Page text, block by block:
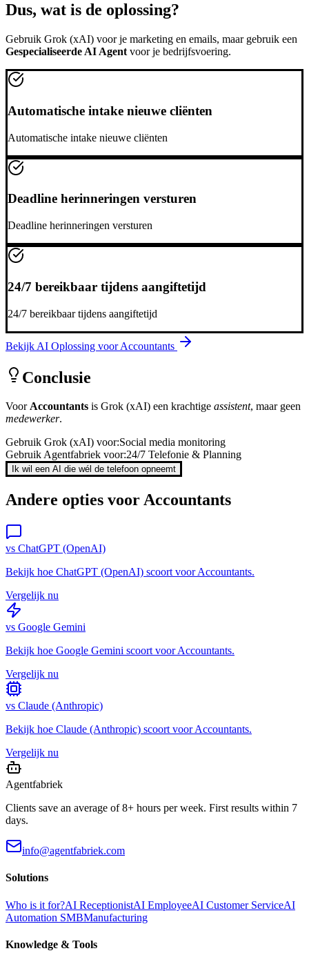
Dus, wat is de oplossing?
Gebruik Grok (xAI) voor je marketing en emails, maar gebruik een
Gespecialiseerde AI Agent voor je bedrijfsvoering.
Automatische intake nieuwe cliënten
Automatische intake nieuwe cliënten
Deadline herinneringen versturen
Deadline herinneringen versturen
24/7 bereikbaar tijdens aangiftetijd
24/7 bereikbaar tijdens aangiftetijd
Bekijk AI Oplossing voorAccountants
Conclusie
VoorAccountants is Grok (xAI) een krachtige assistent, maar geen
medewerker.
Gebruik Grok (xAI) voor:Social media monitoring
Gebruik Agentfabriek voor:24/7 Telefonie & Planning
Ik wil een AI die wél de telefoon opneemt
Andere opties voorAccountants
vs ChatGPT (OpenAI)
Bekijk hoe ChatGPT (OpenAI) scoort voorAccountants.
Vergelijk nu
vs Google Gemini
Bekijk hoe Google Gemini scoort voorAccountants.
Vergelijk nu
vs Claude (Anthropic)
Bekijk hoe Claude (Anthropic) scoort voorAccountants.
Vergelijk nu
Agentfabriek
Clients save an average of 8+ hours per week. First results within 7
days.
info@agentfabriek.com
Solutions
Who is it for?AI ReceptionistAI EmployeeAI Customer ServiceAI
Automation SMBManufacturing
Knowledge & Tools